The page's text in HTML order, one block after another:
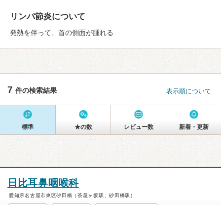
リンパ節炎について
発熱を伴って、首の側面が腫れる
7 件の検索結果 表示順について
標準 ★の数 レビュー数 新着・更新
日比耳鼻咽喉科
愛知県名古屋市東区砂田橋（茶屋ヶ坂駅、砂田橋駅）